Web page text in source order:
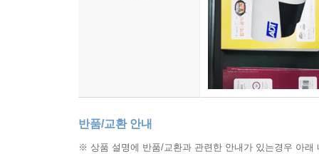
반품/교환 안내
※ 상품 설명에 반품/교환과 관련한 안내가 있는경우 아